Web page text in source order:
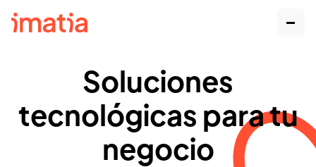
Soluciones
tecnológicas para tu
negocio